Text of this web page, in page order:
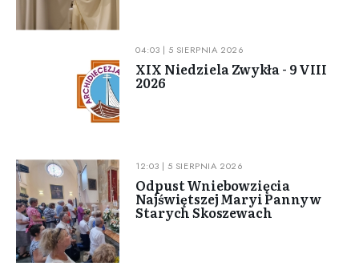
04:03 | 5 SIERPNIA 2026
XIX Niedziela Zwykła - 9 VIII
2026
12:03 | 5 SIERPNIA 2026
Odpust Wniebowzięcia
Najświętszej Maryi Panny w
Starych Skoszewach